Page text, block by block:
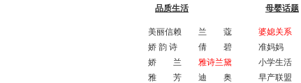
品质生活
美丽信赖
兰 蔻
娇 韵 诗
倩 碧
娇 兰
雅诗兰黛
雅 芳
迪 奥
母婴话题
婆媳关系
准妈妈
小学生活
早产联盟